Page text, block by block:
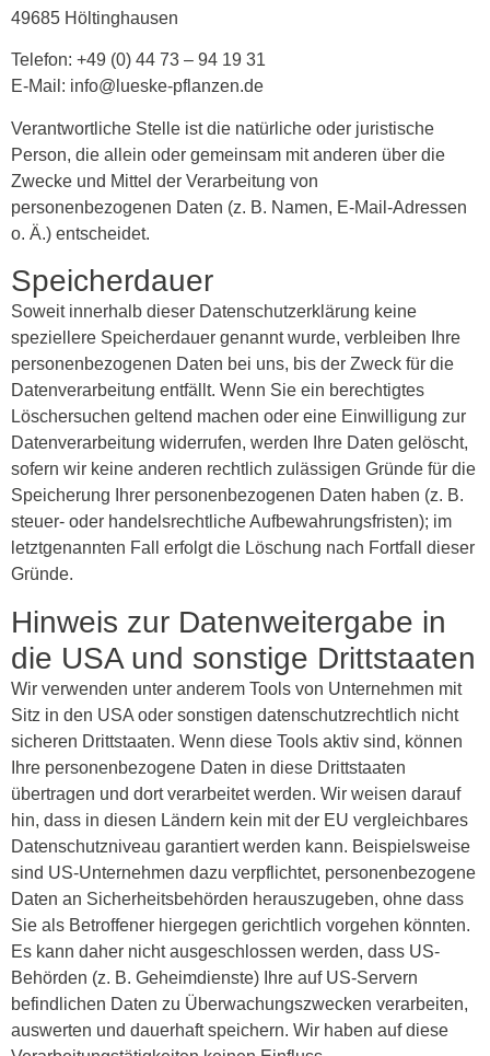
49685 Höltinghausen
Telefon: +49 (0) 44 73 – 94 19 31
E-Mail: info@lueske-pflanzen.de
Verantwortliche Stelle ist die natürliche oder juristische
Person, die allein oder gemeinsam mit anderen über die
Zwecke und Mittel der Verarbeitung von
personenbezogenen Daten (z. B. Namen, E-Mail-Adressen
o. Ä.) entscheidet.
Speicherdauer
Soweit innerhalb dieser Datenschutzerklärung keine
speziellere Speicherdauer genannt wurde, verbleiben Ihre
personenbezogenen Daten bei uns, bis der Zweck für die
Datenverarbeitung entfällt. Wenn Sie ein berechtigtes
Löschersuchen geltend machen oder eine Einwilligung zur
Datenverarbeitung widerrufen, werden Ihre Daten gelöscht,
sofern wir keine anderen rechtlich zulässigen Gründe für die
Speicherung Ihrer personenbezogenen Daten haben (z. B.
steuer- oder handelsrechtliche Aufbewahrungsfristen); im
letztgenannten Fall erfolgt die Löschung nach Fortfall dieser
Gründe.
Hinweis zur Datenweitergabe in
die USA und sonstige Drittstaaten
Wir verwenden unter anderem Tools von Unternehmen mit
Sitz in den USA oder sonstigen datenschutzrechtlich nicht
sicheren Drittstaaten. Wenn diese Tools aktiv sind, können
Ihre personenbezogene Daten in diese Drittstaaten
übertragen und dort verarbeitet werden. Wir weisen darauf
hin, dass in diesen Ländern kein mit der EU vergleichbares
Datenschutzniveau garantiert werden kann. Beispielsweise
sind US-Unternehmen dazu verpflichtet, personenbezogene
Daten an Sicherheitsbehörden herauszugeben, ohne dass
Sie als Betroffener hiergegen gerichtlich vorgehen könnten.
Es kann daher nicht ausgeschlossen werden, dass US-
Behörden (z. B. Geheimdienste) Ihre auf US-Servern
befindlichen Daten zu Überwachungszwecken verarbeiten,
auswerten und dauerhaft speichern. Wir haben auf diese